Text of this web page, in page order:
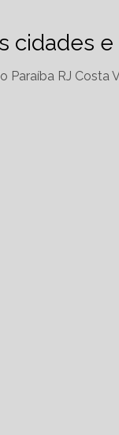
cidades
Paraíba RJ Costa